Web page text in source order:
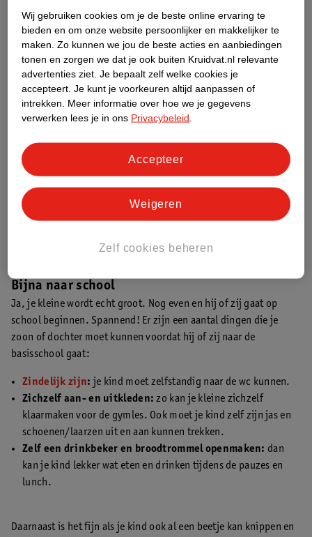
Bijna naar school
Ja, je kleine wordt echt groot. Nog even en hij of zij gaat op
school beginnen. Spannend! Er zijn een aantal dingen die je
zoon of dochter moet kunnen voordat hij of zij naar de
basisschool gaat:
Zindelijk zijn: je kind moet zelfstandig naar de wc kunnen.
Zichzelf aan- en uitkleden: zo kan je kleine zichzelf
klaarmaken voor de gymles. Ook moet je kind zelf zijn jas en
schoenen/laarzen uit en aan kunnen trekken.
Zelf een drinkbeker en broodtrommel openmaken: dan
kan je kind lekker wat eten en drinken tijdens de pauzes en
lunch.
Daarnaast is het fijn als je kind ook al een beetje kan knippen en
Wij gebruiken cookies om je de beste online ervaring te
bieden en om onze website persoonlijker en makkelijker te
maken. Zo kunnen we jou de beste acties en aanbiedingen
tonen en zorgen we dat je ook buiten Kruidvat.nl relevante
advertenties ziet. Je bepaalt zelf welke cookies je
accepteert. Je kunt je voorkeuren altijd aanpassen of
intrekken.
Meer informatie over hoe we je gegevens
verwerken lees je in ons Privacybeleid
Zelf cookies beheren
Weigeren
Accepteer